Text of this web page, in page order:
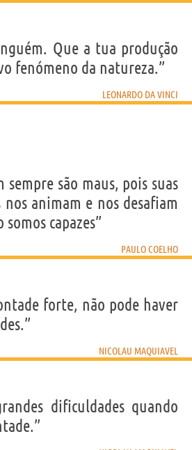
Que a tua produção
fenómeno da natureza.”
LEONARDO DA VINCI
sempre são maus, pois suas
animam e nos desafiam
capazes”
PAULO COELHO
forte, não pode haver
NICOLAU MAQUIAVEL
dificuldades quando